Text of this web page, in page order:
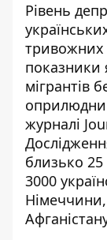
Рівень
тривожних
показники
мігрантів
журналі
близько
3000
Німеччини,